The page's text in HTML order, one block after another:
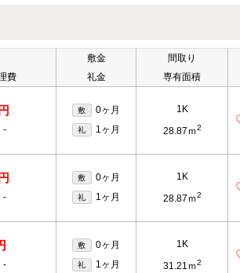
費
敷金
礼金
間取り
専有面積
-
敷 0ヶ月
礼 1ヶ月
1K
28.87ｍ2
-
敷 0ヶ月
礼 1ヶ月
1K
28.87ｍ2
-
敷 0ヶ月
礼 1ヶ月
1K
31.21ｍ2